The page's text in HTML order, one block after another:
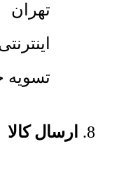
تسویه
ارسال کالا